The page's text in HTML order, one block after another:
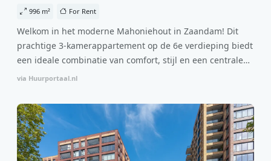
996 m² For Rent
Welkom in het moderne Mahoniehout in Zaandam! Dit
prachtige 3-kamerappartement op de 6e verdieping biedt
een ideale combinatie van comfort, stijl en een centrale
locatie. Met een huurprijs van €1.576 per maand
per maand is dit een geweldige kans voor professionals
die op zoek zijn naar een woning die direct beschikbaar is
vanaf 1 april 2026. Bij binnenkomst word je verwelkomd
in een ruime woonkamer met open keuken, samen goed
via Huurportaal.nl